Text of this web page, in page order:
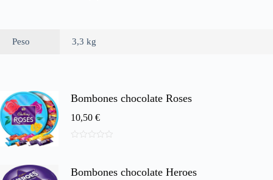
Peso 3,3 kg
Bombones chocolate Roses
10,50 €
5
Bombones chocolate Heroes